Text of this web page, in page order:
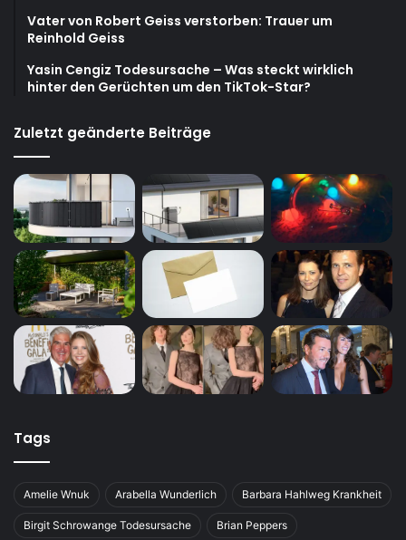
Vater von Robert Geiss verstorben: Trauer um
Reinhold Geiss
Yasin Cengiz Todesursache – Was steckt wirklich
hinter den Gerüchten um den TikTok-Star?
Zuletzt geänderte Beiträge
Tags
Amelie Wnuk Arabella Wunderlich Barbara Hahlweg Krankheit
Birgit Schrowange Todesursache Brian Peppers